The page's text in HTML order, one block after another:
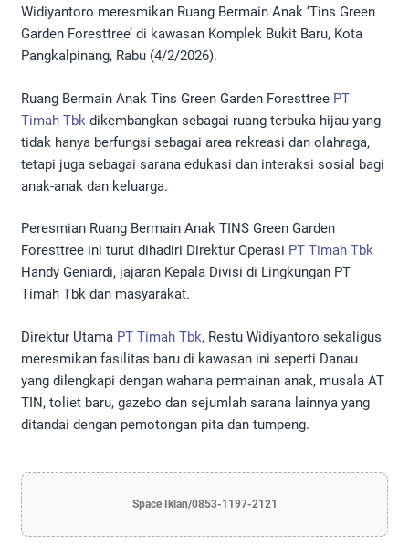
Widiyantoro meresmikan Ruang Bermain Anak ‘Tins Green
Garden Foresttree’ di kawasan Komplek Bukit Baru, Kota
Pangkalpinang, Rabu (4/2/2026).
Ruang Bermain Anak Tins Green Garden Foresttree PT
Timah Tbk dikembangkan sebagai ruang terbuka hijau yang
tidak hanya berfungsi sebagai area rekreasi dan olahraga,
tetapi juga sebagai sarana edukasi dan interaksi sosial bagi
anak-anak dan keluarga.
Peresmian Ruang Bermain Anak TINS Green Garden
Foresttree ini turut dihadiri Direktur Operasi PT Timah Tbk
Handy Geniardi, jajaran Kepala Divisi di Lingkungan PT
Timah Tbk dan masyarakat.
Direktur Utama PT Timah Tbk, Restu Widiyantoro sekaligus
meresmikan fasilitas baru di kawasan ini seperti Danau
yang dilengkapi dengan wahana permainan anak, musala AT
TIN, toliet baru, gazebo dan sejumlah sarana lainnya yang
ditandai dengan pemotongan pita dan tumpeng.
Space Iklan/0853-1197-2121